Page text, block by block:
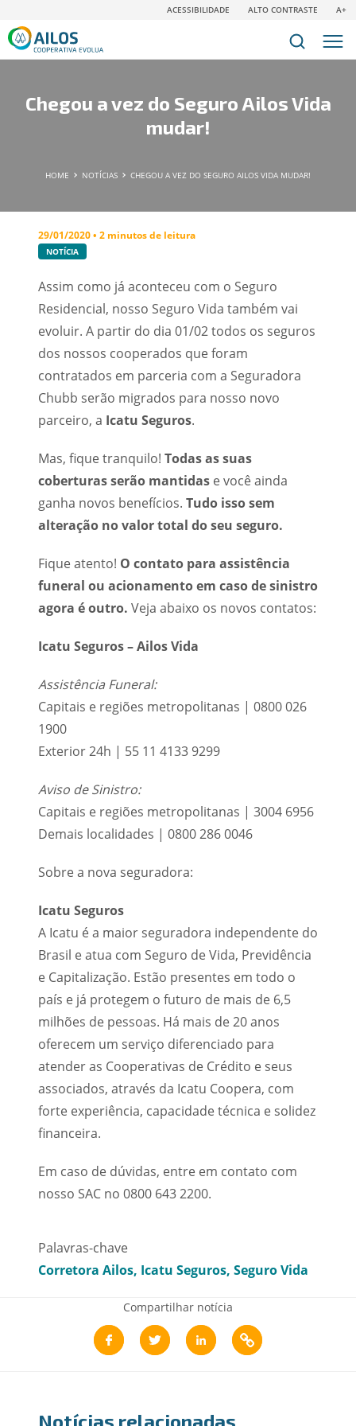
ACESSIBILIDADE ALTO CONTRASTE A+
Chegou a vez do Seguro Ailos Vida
mudar!
HOME NOTÍCIAS CHEGOU A VEZ DO SEGURO AILOS VIDA MUDAR!
29/01/2020 • 2 minutos de leitura
NOTÍCIA
Assim como já aconteceu com o Seguro
Residencial, nosso Seguro Vida também vai
evoluir. A partir do dia 01/02 todos os seguros
dos nossos cooperados que foram
contratados em parceria com a Seguradora
Chubb serão migrados para nosso novo
parceiro, a Icatu Seguros.
Mas, fique tranquilo! Todas as suas
coberturas serão mantidase você ainda
ganha novos benefícios. Tudo isso sem
alteração no valor total do seu seguro.
Fique atento! O contato para assistência
funeral ou acionamento em caso de sinistro
agora é outro. Veja abaixo os novos contatos:
Icatu Seguros – Ailos Vida
Assistência Funeral:
Capitais e regiões metropolitanas | 0800 026
1900
Exterior 24h | 55 11 4133 9299
Aviso de Sinistro:
Capitais e regiões metropolitanas | 3004 6956
Demais localidades | 0800 286 0046
Sobre a nova seguradora:
Icatu Seguros
A Icatu é a maior seguradora independente do
Brasil e atua com Seguro de Vida, Previdência
e Capitalização. Estão presentes em todo o
país e já protegem o futuro de mais de 6,5
milhões de pessoas. Há mais de 20 anos
oferecem um serviço diferenciado para
atender as Cooperativas de Crédito e seus
associados, através da Icatu Coopera, com
forte experiência, capacidade técnica e solidez
financeira.
Em caso de dúvidas, entre em contato com
nosso SAC no 0800 643 2200.
Palavras-chave
Corretora Ailos Icatu Seguros Seguro Vida
Compartilhar notícia
Notícias relacionadas